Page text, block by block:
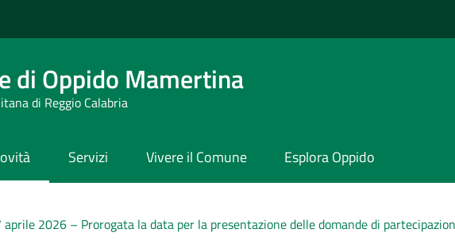
di Oppido Mamertina
di Reggio Calabria
Servizi Vivere il Comune Esplora Oppido
aprile 2026 – Prorogata la data per la presentazione delle domande di